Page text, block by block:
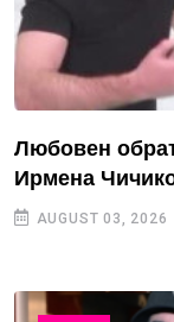
Любовен
Ирмена
AUGUST 03, 2026